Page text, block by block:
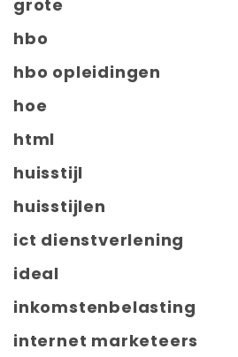
grote
hbo
hbo opleidingen
hoe
html
huisstijl
huisstijlen
ict dienstverlening
ideal
inkomstenbelasting
internet marketeers